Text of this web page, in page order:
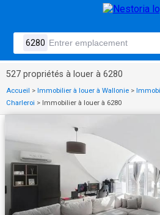
527 propriétés à louer à 6280
Accueil > Immobilier à louer à Wallonie >
Charleroi > Immobilier à louer à 6280